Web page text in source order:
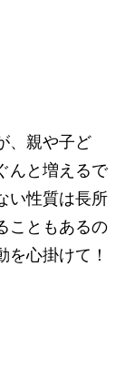
、親や子ど
んと増えるで
い性質は長所
こともあるの
心掛けて！